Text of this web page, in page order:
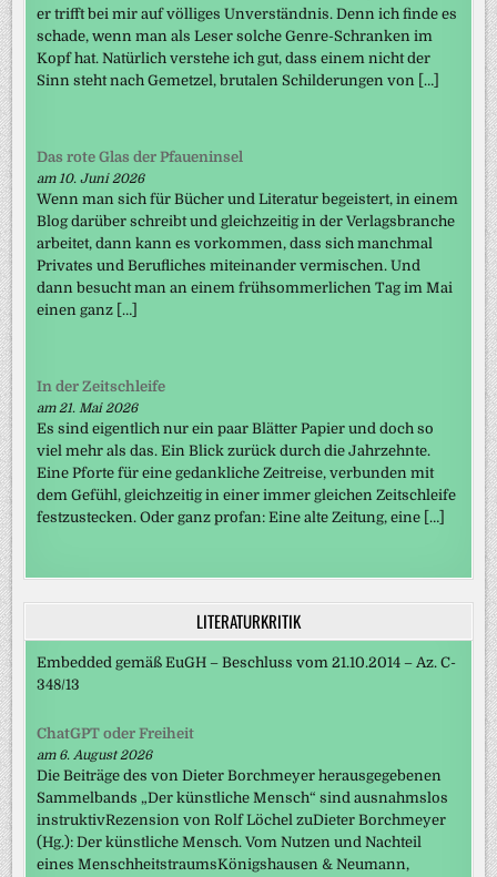
er trifft bei mir auf völliges Unverständnis. Denn ich finde es
schade, wenn man als Leser solche Genre-Schranken im
Kopf hat. Natürlich verstehe ich gut, dass einem nicht der
Sinn steht nach Gemetzel, brutalen Schilderungen von […]
Das rote Glas der Pfaueninsel
am 10. Juni 2026
Wenn man sich für Bücher und Literatur begeistert, in einem
Blog darüber schreibt und gleichzeitig in der Verlagsbranche
arbeitet, dann kann es vorkommen, dass sich manchmal
Privates und Berufliches miteinander vermischen. Und
dann besucht man an einem frühsommerlichen Tag im Mai
einen ganz […]
In der Zeitschleife
am 21. Mai 2026
Es sind eigentlich nur ein paar Blätter Papier und doch so
viel mehr als das. Ein Blick zurück durch die Jahrzehnte.
Eine Pforte für eine gedankliche Zeitreise, verbunden mit
dem Gefühl, gleichzeitig in einer immer gleichen Zeitschleife
festzustecken. Oder ganz profan: Eine alte Zeitung, eine […]
LITERATURKRITIK
Embedded gemäß EuGH – Beschluss vom 21.10.2014 – Az. C-
348/13
ChatGPT oder Freiheit
am 6. August 2026
Die Beiträge des von Dieter Borchmeyer herausgegebenen
Sammelbands „Der künstliche Mensch“ sind ausnahmslos
instruktivRezension von Rolf Löchel zuDieter Borchmeyer
(Hg.): Der künstliche Mensch. Vom Nutzen und Nachteil
eines MenschheitstraumsKönigshausen & Neumann,